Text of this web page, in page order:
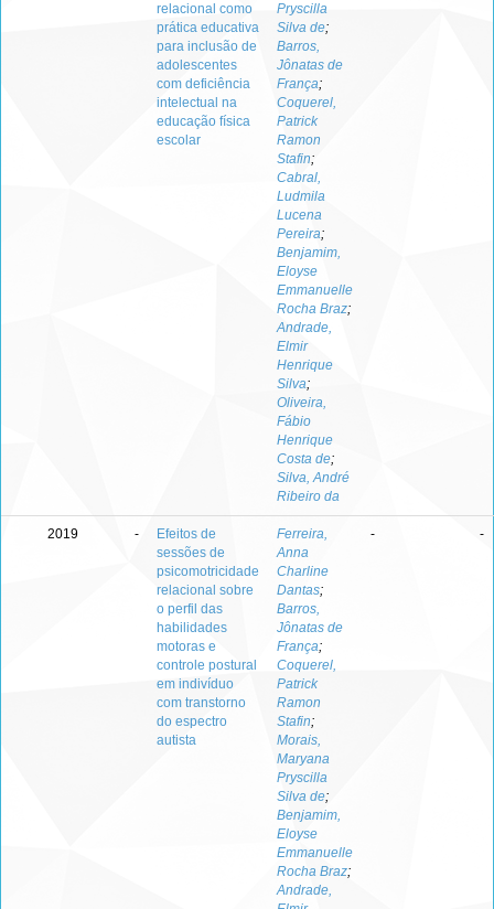
relacional como
prática educativa
para inclusão de
adolescentes
com deficiência
intelectual na
educação física
escolar
Pryscilla
Silva de;
Barros,
Jônatas de
França;
Coquerel,
Patrick
Ramon
Stafin;
Cabral,
Ludmila
Lucena
Pereira;
Benjamim,
Eloyse
Emmanuelle
Rocha Braz;
Andrade,
Elmir
Henrique
Silva;
Oliveira,
Fábio
Henrique
Costa de;
Silva, André
Ribeiro da
2019 -
Efeitos de
sessões de
psicomotricidade
relacional sobre
o perfil das
habilidades
motoras e
controle postural
em indivíduo
com transtorno
do espectro
autista
Ferreira,
Anna
Charline
Dantas;
Barros,
Jônatas de
França;
Coquerel,
Patrick
Ramon
Stafin;
Morais,
Maryana
Pryscilla
Silva de;
Benjamim,
Eloyse
Emmanuelle
Rocha Braz;
Andrade,
- -